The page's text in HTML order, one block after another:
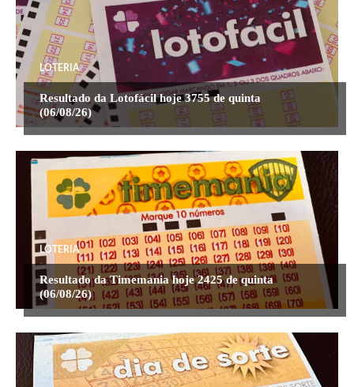
LOTERIA
Resultado da Lotofácil hoje 3755 de quinta
(06/08/26)
LOTERIA
Resultado da Timemania hoje 2425 de quinta
(06/08/26)